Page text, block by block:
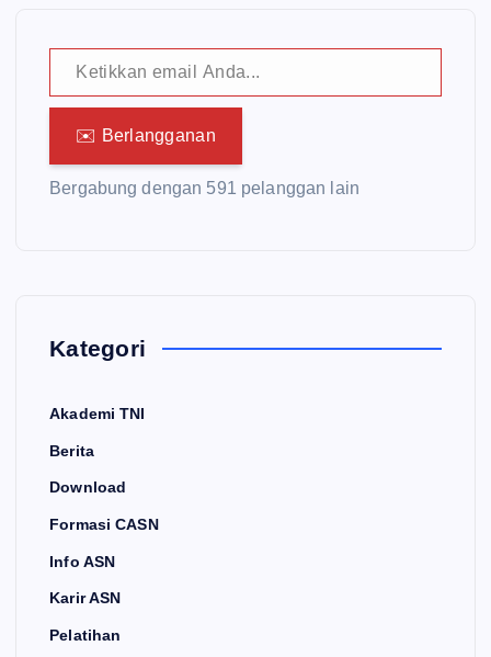
Ketikkan email Anda...
✉️ Berlangganan
Bergabung dengan 591 pelanggan lain
Kategori
Akademi TNI
Berita
Download
Formasi CASN
Info ASN
Karir ASN
Pelatihan